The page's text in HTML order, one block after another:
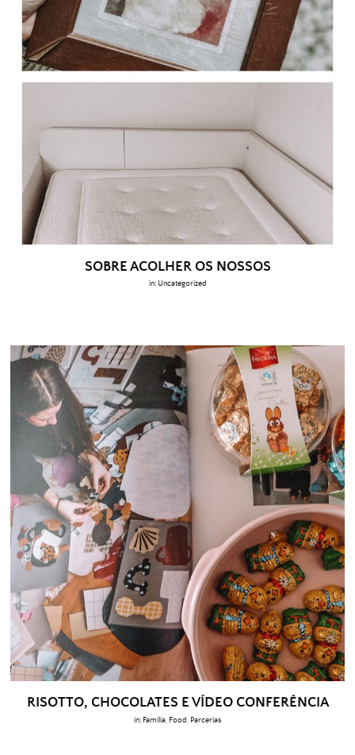
SOBRE ACOLHER OS NOSSOS
in: Uncategorized
RISOTTO, CHOCOLATES E VÍDEO CONFERÊNCIA
in: Família Food Parcerias